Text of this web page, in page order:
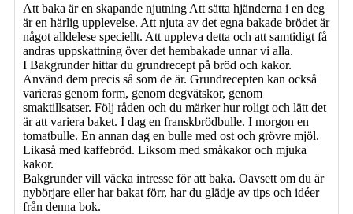
Att baka är en skapande njutning Att sätta hjänderna i en deg
är en härlig upplevelse. Att njuta av det egna bakade brödet är
något alldelese speciellt. Att uppleva detta och att samtidigt få
andras uppskattning över det hembakade unnar vi alla.
I Bakgrunder hittar du grundrecept på bröd och kakor.
Använd dem precis så som de är. Grundrecepten kan också
varieras genom form, genom degvätskor, genom
smaktillsatser. Följ råden och du märker hur roligt och lätt det
är att variera baket. I dag en franskbrödbulle. I morgon en
tomatbulle. En annan dag en bulle med ost och grövre mjöl.
Likaså med kaffebröd. Liksom med småkakor och mjuka
kakor.
Bakgrunder vill väcka intresse för att baka. Oavsett om du är
nybörjare eller har bakat förr, har du glädje av tips och idéer
från denna bok.